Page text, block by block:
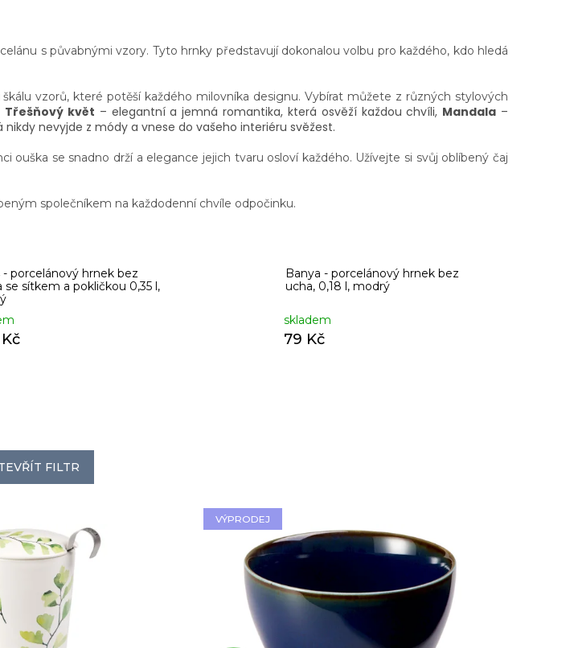
s půvabnými vzory. Tyto hrnky představují dokonalou volbu pro každého, kdo hledá
vzorů, které potěší každého milovníka designu. Vybírat můžete z různých stylových
Třešňový květ – elegantní a jemná romantika, která osvěží každou chvíli, Mandala –
nikdy nevyjde z módy a vnese do vašeho interiéru svěžest.
se snadno drží a elegance jejich tvaru osloví každého. Užívejte si svůj oblíbený čaj
společníkem na každodenní chvíle odpočinku.
- porcelánový hrnek bez
se sítkem a pokličkou 0,35 l,
Banya - porcelánový hrnek bez
ucha, 0,18 l, modrý
skladem
79 Kč
FILTR
VÝPRODEJ